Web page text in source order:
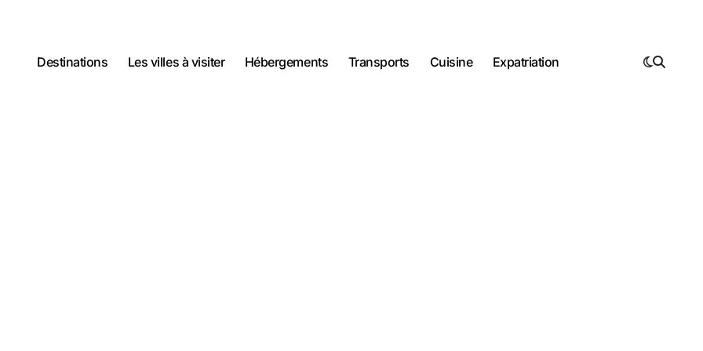
Destinations
Les villes à visiter Hébergements Transports Cuisine Expatriation